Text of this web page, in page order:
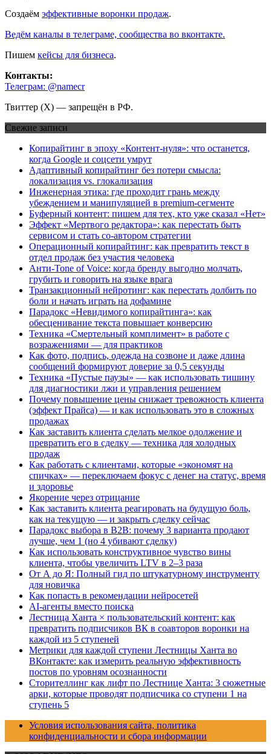
Создаём эффективные воронки продаж.
Ведём каналы в телеграме, сообщества во вконтакте.
Пишем кейсы для бизнеса.
Контакты:
Телеграм: @namecr
Твиттер (Х) — запрещён в РФ.
Свежие записи
Копирайтинг в эпоху «Контент-нуля»: что останется,
когда Google и соцсети умрут
Адаптивный копирайтинг без потери смысла:
локализация vs. глокализация
Инженерная этика: где проходит грань между
убеждением и манипуляцией в premium-сегменте
Буферный контент: пишем для тех, кто уже сказал «Нет»
Эффект «Мертвого редактора»: как перестать быть
сервисом и стать со-автором стратегии
Операционный копирайтинг: как превратить текст в
отдел продаж без участия человека
Анти-Tone of Voice: когда бренду выгодно молчать,
грубить и говорить на языке врага
Транзакционный нейротинг: как перестать долбить по
боли и начать играть на дофамине
Парадокс «Невидимого копирайтинга»: как
обесценивание текста повышает конверсию
Техника «Смертельный комплимент» в работе с
возражениями — для практиков
Как фото, подпись, одежда на созвоне и даже длина
сообщений формируют доверие за 0,5 секунды
Техника «Пустые паузы» — как использовать тишину
для диагностики лжи и управления решением
Почему повышение цены снижает тревожность клиента
(эффект Прайса) — и как использовать это в сложных
продажах
Как заставить клиента сделать мелкое одолжение и
превратить его в сделку — техника для холодных
продаж
Как работать с клиентами, которые «экономят на
спичках» — переключаем фокус с денег на статус, время
и здоровье
Якорение через отрицание
Как заставить клиента реагировать на будущую боль,
как на текущую — и закрыть сделку сейчас
Парадокс выбора в B2B: почему 3 варианта продают
лучше, чем 1 (но 4 убивают сделку)
Как использовать конструктивное чувство вины
клиента, чтобы увеличить LTV в 2–3 раза
От А до Я: Полный гид по штукатурному инструменту
для новичка
Как попасть в рекомендации нейросетей
AI-агенты вместо поиска
Лестница Ханта × пользовательский контент: как
превратить подписчиков ВК в соавторов воронки на
каждой из 5 ступеней
Метрики для каждой ступени Лестницы Ханта во
ВКонтакте: как измерить реальную эффективность
постов по уровням осознанности
Сторителлинг как лифт по Лестнице Ханта: 3 сюжетные
арки, которые проводят подписчика со ступени 1 на
ступень 5
Условия использования сайта, политика
конфиденциальности и сбора информации